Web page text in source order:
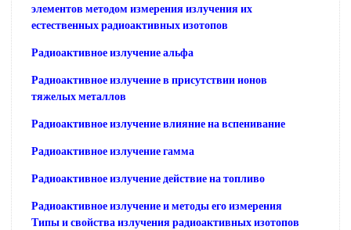
элементов методом измерения излучения их
естественных радиоактивных изотопов
Радиоактивное излучение альфа
Радиоактивное излучение в присутствии ионов
тяжелых металлов
Радиоактивное излучение влияние на вспенивание
Радиоактивное излучение гамма
Радиоактивное излучение действие на топливо
Радиоактивное излучение и методы его измерения
Типы и свойства излучения радиоактивных изотопов